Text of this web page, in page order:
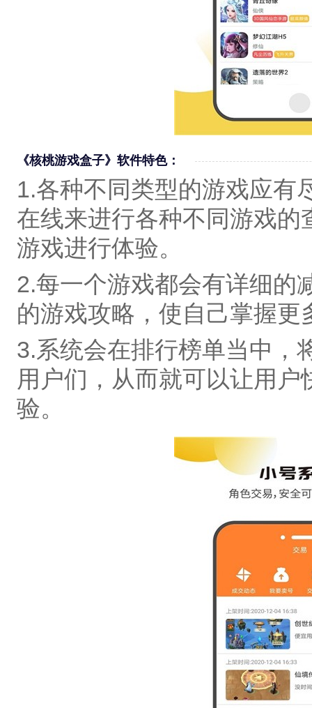
《核桃游戏盒子》软件特色：
1.各种不同类型的游戏应有
在线来进行各种不同游戏的
游戏进行体验。
2.每一个游戏都会有详细的
的游戏攻略，使自己掌握更
3.系统会在排行榜单当中，
用户们，从而就可以让用
验。